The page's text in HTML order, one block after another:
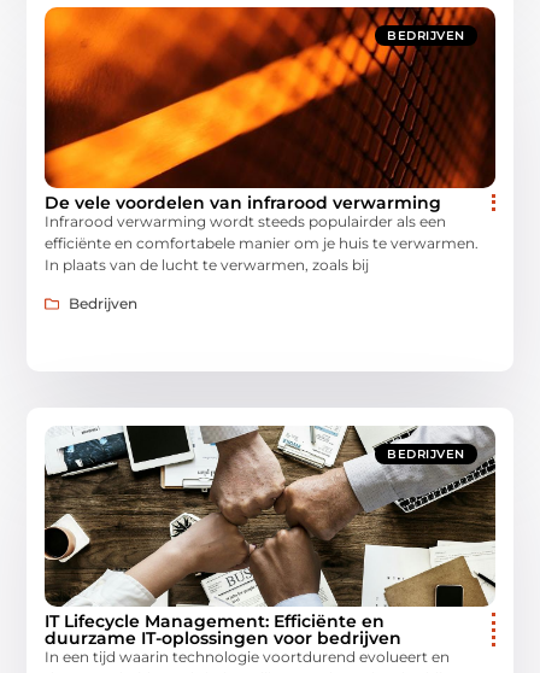
BEDRIJVEN
De vele voordelen van infrarood verwarming
Infrarood verwarming wordt steeds populairder als een
efficiënte en comfortabele manier om je huis te verwarmen.
In plaats van de lucht te verwarmen, zoals bij
Bedrijven
BEDRIJVEN
IT Lifecycle Management: Efficiënte en
duurzame IT-oplossingen voor bedrijven
In een tijd waarin technologie voortdurend evolueert en